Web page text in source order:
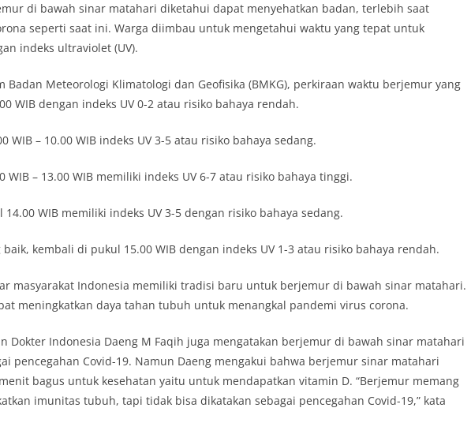
di bawah sinar matahari diketahui dapat menyehatkan badan, terlebih saat
seperti saat ini. Warga diimbau untuk mengetahui waktu yang tepat untuk
indeks ultraviolet (UV).
Badan Meteorologi Klimatologi dan Geofisika (BMKG), perkiraan waktu berjemur yang
WIB dengan indeks UV 0-2 atau risiko bahaya rendah.
WIB – 10.00 WIB indeks UV 3-5 atau risiko bahaya sedang.
WIB – 13.00 WIB memiliki indeks UV 6-7 atau risiko bahaya tinggi.
14.00 WIB memiliki indeks UV 3-5 dengan risiko bahaya sedang.
kembali di pukul 15.00 WIB dengan indeks UV 1-3 atau risiko bahaya rendah.
masyarakat Indonesia memiliki tradisi baru untuk berjemur di bawah sinar matahari.
meningkatkan daya tahan tubuh untuk menangkal pandemi virus corona.
Dokter Indonesia Daeng M Faqih juga mengatakan berjemur di bawah sinar matahari
pencegahan Covid-19. Namun Daeng mengakui bahwa berjemur sinar matahari
bagus untuk kesehatan yaitu untuk mendapatkan vitamin D. “Berjemur memang
imunitas tubuh, tapi tidak bisa dikatakan sebagai pencegahan Covid-19,” kata